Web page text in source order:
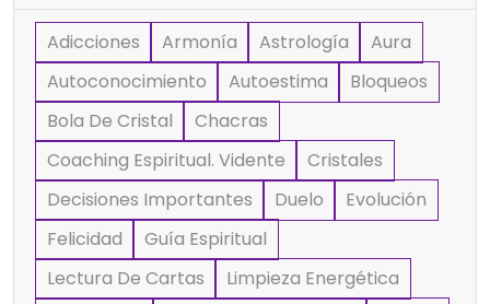
Adicciones Armonía Astrología
Aura
Autoconocimiento
Autoestima
Bloqueos
Bola De Cristal
Chacras
Coaching Espiritual. Vidente
Cristales
Decisiones Importantes
Duelo
Evolución
Felicidad
Guía Espiritual
Lectura De Cartas
Limpieza Energética